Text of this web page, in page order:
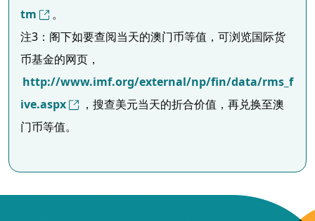
tm
。
注3：阁下如要查阅当天的澳门币等值，可浏览国际货
币基金的网页，
http://www.imf.org/external/np/fin/data/rms_f
ive.aspx
，搜查美元当天的折合价值，再兑换至澳
门币等值。